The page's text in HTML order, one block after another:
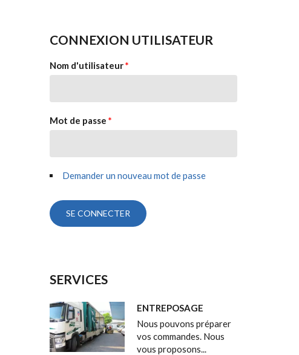
CONNEXION UTILISATEUR
Nom d'utilisateur*
Mot de passe *
Demander un nouveau mot de passe
SERVICES
ENTREPOSAGE
Nous pouvons préparer
vos commandes. Nous
vous proposons...